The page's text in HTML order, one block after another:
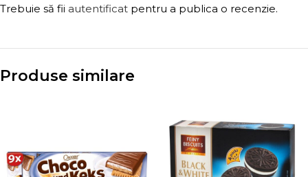
Trebuie să fii autentificat pentru a publica o recenzie.
Produse similare